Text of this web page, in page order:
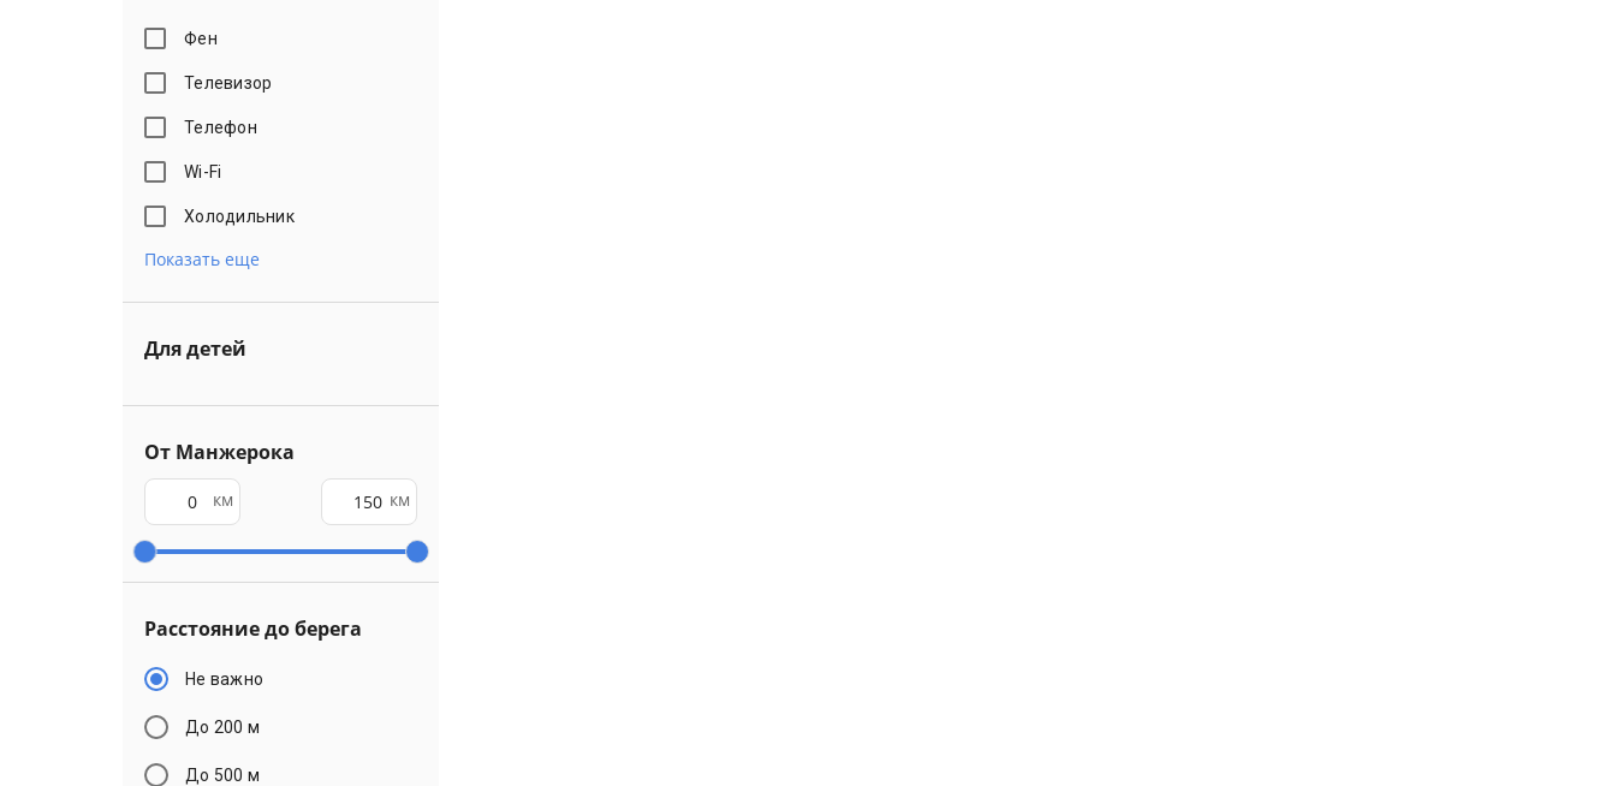
Фен
Телевизор
Телефон
Wi-Fi
Холодильник
Показать еще
Для детей
От Манжерока
км км
Расстояние до берега
Не важно
До 200 м
До 500 м